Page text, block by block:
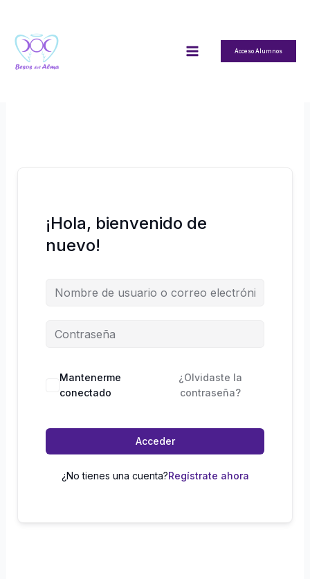
contenido
Acceso Alumnos
¡Hola, bienvenido de
nuevo!
Mantenerme
conectado
¿Olvidaste la
contraseña?
Acceder
¿No tienes una cuenta?Regístrate ahora